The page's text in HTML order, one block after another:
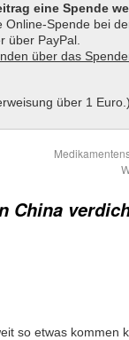
eine Spende
Online-Spende bei
über PayPal.
über 1 Euro.)
China
so etwas kommen